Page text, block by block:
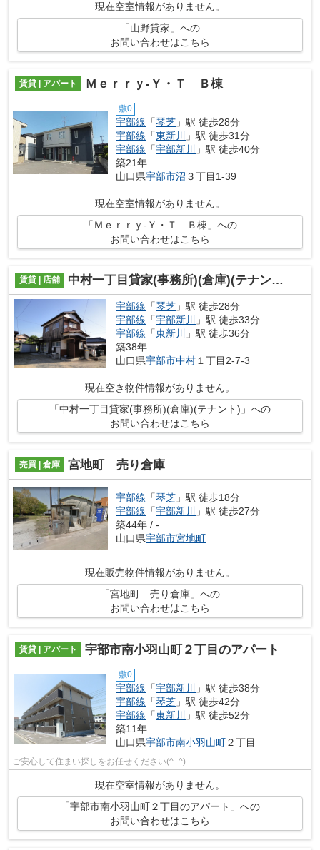
現在空室情報がありません。
「山野貸家」への
お問い合わせはこちら
賃貸 | アパート Ｍｅｒｒｙ-Ｙ・Ｔ Ｂ棟
敷0
宇部線 「琴芝 」駅 徒歩28分
宇部線 「東新川
」駅 徒歩31分
宇部線 「宇部新川
」駅 徒歩40分
築21年
山口県宇部市沼 ３丁目1-39
現在空室情報がありません。
「Ｍｅｒｒｙ-Ｙ・Ｔ Ｂ棟」への
お問い合わせはこちら
賃貸 | 店舗 中村一丁目貸家(事務所)(倉庫)(テナント)
宇部線 「琴芝 」駅 徒歩28分
宇部線 「宇部新川
」駅 徒歩33分
宇部線 「東新川
」駅 徒歩36分
築38年
山口県宇部市中村 １丁目2-7-3
現在空き物件情報がありません。
「中村一丁目貸家(事務所)(倉庫)(テナント)」への
お問い合わせはこちら
売買 | 倉庫 宮地町 売り倉庫
宇部線 「琴芝 」駅 徒歩18分
宇部線 「宇部新川
」駅 徒歩27分
築44年 / -
山口県宇部市宮地町
現在販売物件情報がありません。
「宮地町 売り倉庫」への
お問い合わせはこちら
賃貸 | アパート 宇部市南小羽山町２丁目のアパート
敷0
宇部線 「宇部新川
」駅 徒歩38分
宇部線 「琴芝 」駅 徒歩42分
宇部線 「東新川
」駅 徒歩52分
築11年
山口県宇部市南小羽山町２丁目
ご安心して住まい探しをお任せください(^_^)
現在空室情報がありません。
「宇部市南小羽山町２丁目のアパート」への
お問い合わせはこちら